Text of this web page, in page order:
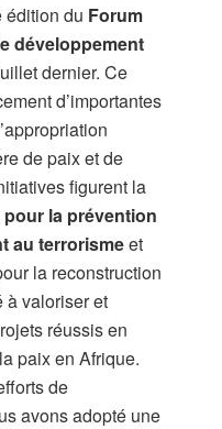
édition du Forum
développement
dernier. Ce
d’importantes
de paix et de
figurent la
la prévention
au terrorismeet
la reconstruction
à valoriser et
réussis en
paix en Afrique.
de
avons adopté une